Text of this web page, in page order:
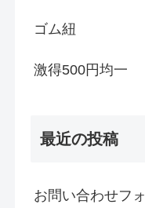
ゴム紐
激得500円均一
最近の投稿
お問い合わせフ